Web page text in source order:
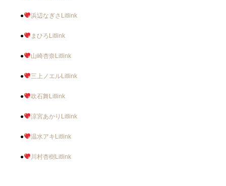
● 浜辺なぎさLitlink
● まひろLitlink
● 山崎杏奈Litlink
● 三上ノエルLitlink
● 吹石舞Litlink
● 涼宮あかりLitlink
● 温水アキLitlink
● 川村杏樹Litlink